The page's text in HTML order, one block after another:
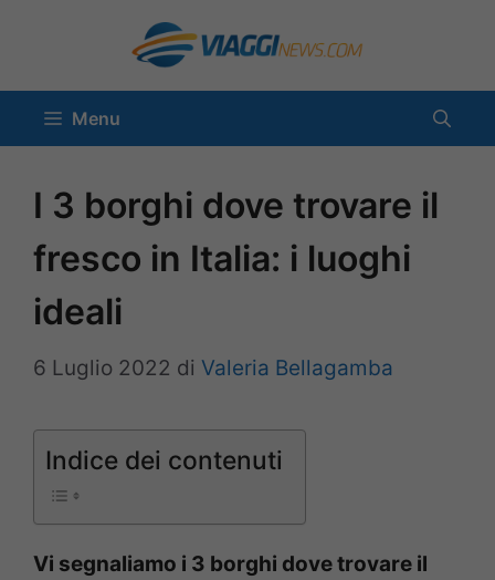
contenuto
Menu
I 3 borghi dove trovare il
fresco in Italia: i luoghi
ideali
6 Luglio 2022 di Valeria Bellagamba
Indice dei contenuti
Vi segnaliamo i 3 borghi dove trovare il